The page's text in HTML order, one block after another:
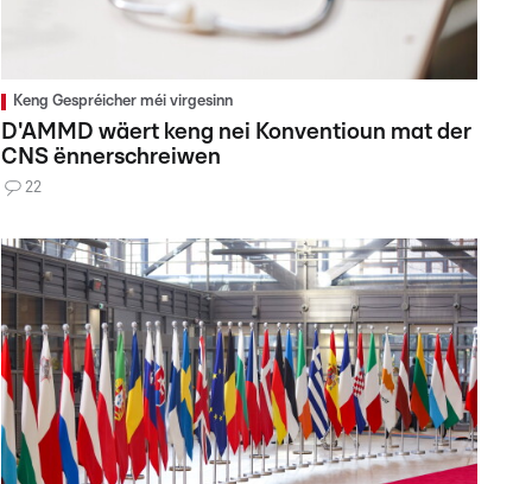
Keng Gespréicher méi virgesinn
D'AMMD wäert keng nei Konventioun mat der
CNS ënnerschreiwen
22